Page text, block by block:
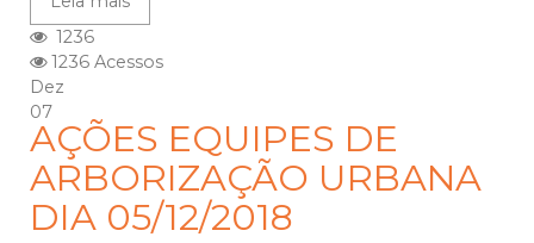
1236
1236 Acessos
Dez
07
AÇÕES EQUIPES DE
ARBORIZAÇÃO URBANA
DIA 05/12/2018